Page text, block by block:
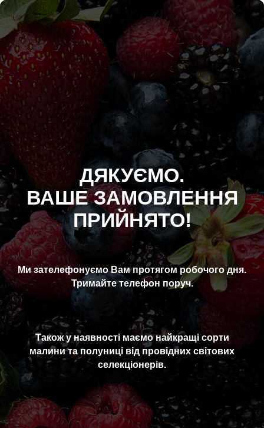
ДЯКУЄМО.
ВАШЕ ЗАМОВЛЕННЯ
ПРИЙНЯТО!
Ми зателефонуємо Вам протягом робочого дня.
Тримайте телефон поруч.
Також у наявності маємо найкращі сорти
малини та полуниці від провідних світових
селекціонерів.